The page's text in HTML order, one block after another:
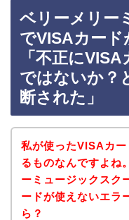
ベリーメリー
でVISAカード
「不正に
ではないか？
断された」
私が使ったVISAカ
るものなんですよね
ーミュージックスク
ードが使えないエラ
ら？